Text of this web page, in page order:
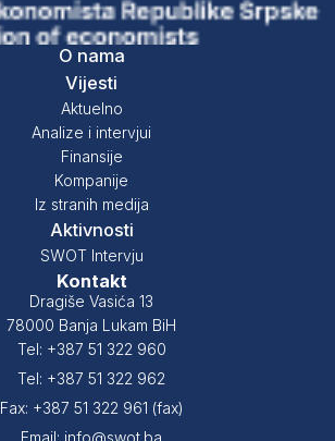
O nama
Vijesti
Aktuelno
Analize i intervjui
Finansije
Kompanije
Iz stranih medija
Aktivnosti
SWOT Intervju
Kontakt
Dragiše Vasića 13
78000 Banja Lukam BiH
Tel: +387 51 322 960
Tel: +387 51 322 962
Fax: +387 51 322 961 (fax)